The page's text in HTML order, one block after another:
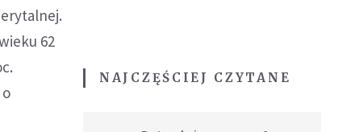
62
NAJCZĘŚCIEJ CZYTANE